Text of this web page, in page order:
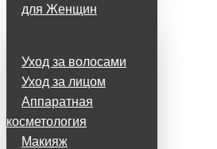
для Женщин
Уход за волосами
Уход за лицом
Аппаратная
косметология
Макияж